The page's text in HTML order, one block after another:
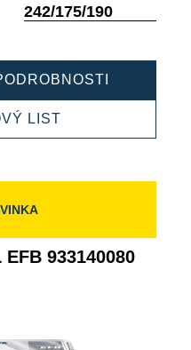
nástroje
242/175/190
LISTPROFESSIONAL
EFB 933140080